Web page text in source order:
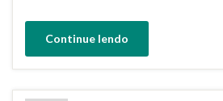
Continue lendo